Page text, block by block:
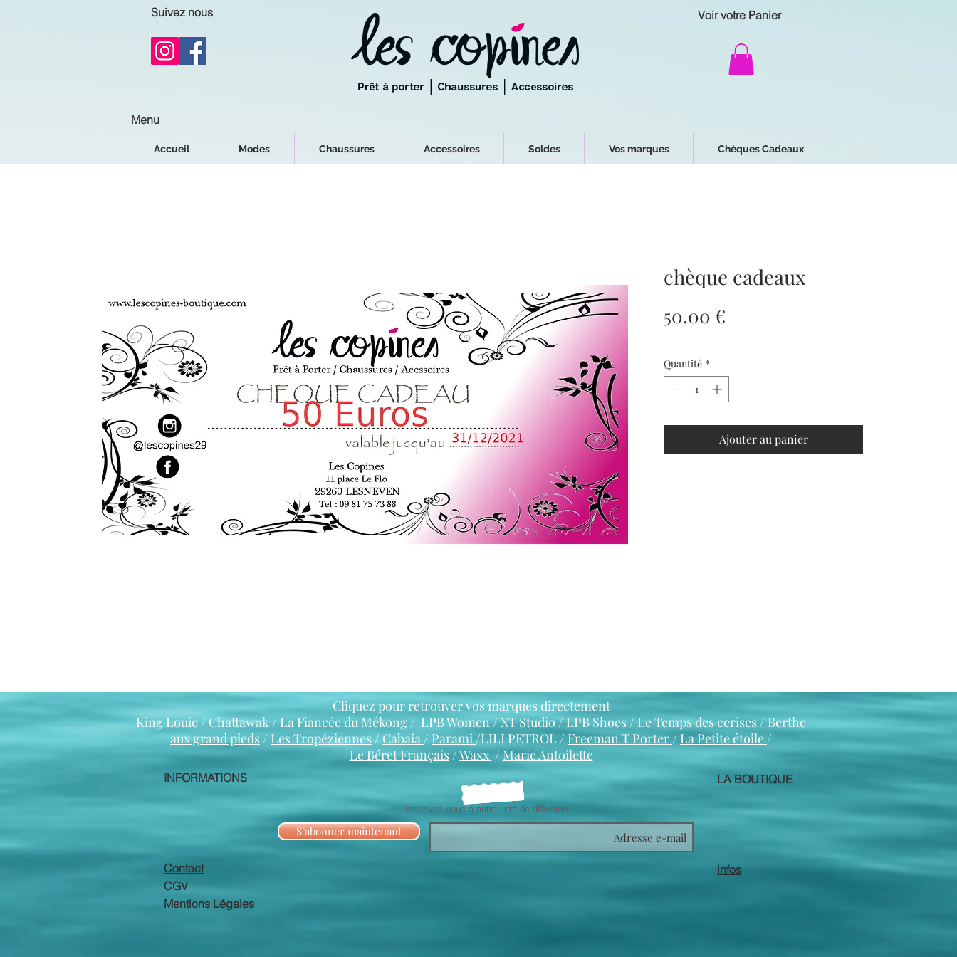
Suivez nous Voir votre Panier
Menu
Accueil Modes Chaussures Accessoires Soldes Vos marques Chèques Cadeaux
chèque cadeaux
50,00 €
Quantité *
Ajouter au panier
Cliquez pour retrouver vos marques directement
King Louie / Chattawak / La Fiancée du Mékong / LPB Women/XT Studio/LPB Shoes / Le Temps des cerises / Berthe
aux grand pieds / Les Tropéziennes/ Cabaia / Parami/LILI PETROL / Freeman T Porter/ La Petite étoile/
Le Béret Français/Waxx / Marie Antoilette
INFORMATIONS
Contact
Inscrivez-vous à notre liste de diffusion
S`abonner maintenant
LA BOUTIQUE
infos
CGV
Mentions Légales